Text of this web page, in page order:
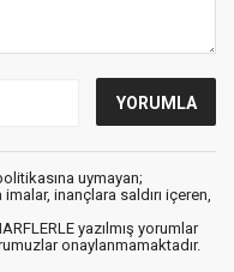
uymayan;
inançlara saldırı içeren,
yazılmış yorumlar
onaylanmamaktadır.